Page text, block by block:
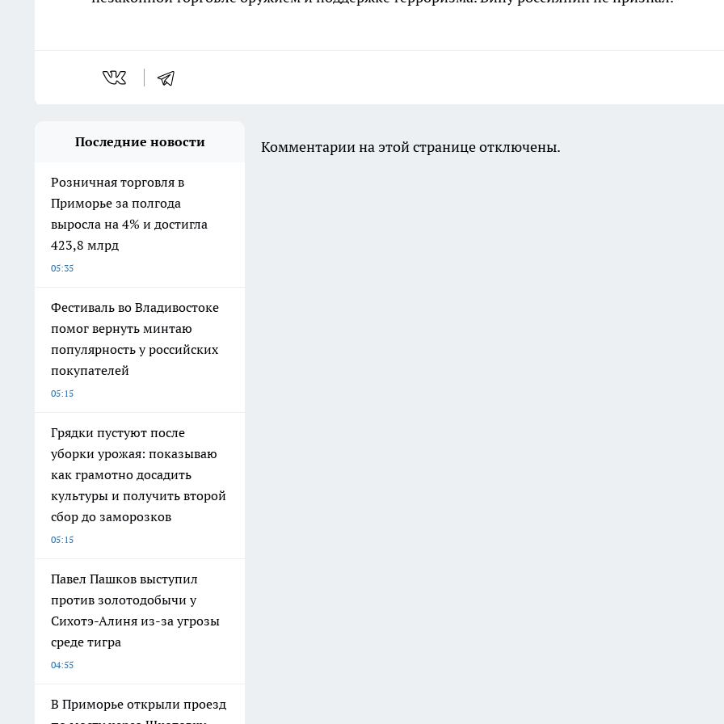
Последние новости
Розничная торговля в
Приморье за полгода
выросла на 4% и достигла
423,8 млрд
05:35
Фестиваль во Владивостоке
помог вернуть минтаю
популярность у российских
покупателей
05:15
Грядки пустуют после
уборки урожая: показываю
как грамотно досадить
культуры и получить второй
сбор до заморозков
05:15
Павел Пашков выступил
против золотодобычи у
Сихотэ-Алиня из-за угрозы
среде тигра
04:55
В Приморье открыли проезд
Комментарии на этой странице отключены.